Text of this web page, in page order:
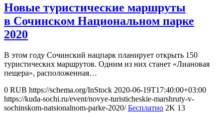
Новые туристические маршруты
в Сочинском Национальном парке
2020
В этом году Сочинский нацпарк планирует открыть 150
туристических маршрутов. Одним из них станет «Лиановая
пещера», расположенная…
0 RUB https://schema.org/InStock 2020-06-19T17:40:00+03:00
https://kuda-sochi.ru/event/novye-turisticheskie-marshruty-v-
sochinskom-natsionalnom-parke-2020/ Бесплатно 2K 13